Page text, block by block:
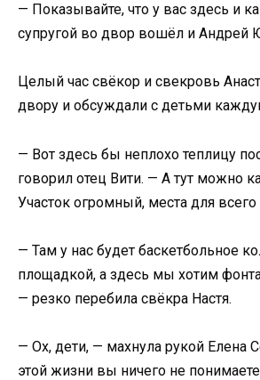
— Показывайте, что у вас здесь и
супругой во двор вошёл и Андрей
Целый час свёкор и свекровь
двору и обсуждали с детьми
— Вот здесь бы неплохо теплицу
говорил отец Вити. — А тут можно
Участок огромный, места для всего
— Там у нас будет баскетбольное
площадкой, а здесь мы хотим
— резко перебила свёкра Настя.
— Ох, дети, — махнула рукой Елена
этой жизни вы ничего не